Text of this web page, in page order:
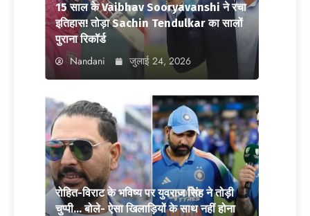
15 साल के Vaibhav Sooryavanshi ने रचा
इतिहास! तोड़ा Sachin Tendulkar का सालों
पुराना रिकॉर्ड
Nandani जुलाई 24, 2026
रोहित-विराट के भविष्य पर युवराज सिंह ने तोड़ी
चुप्पी… बोले- ऐसा खिलाड़ियों के साथ नहीं होना